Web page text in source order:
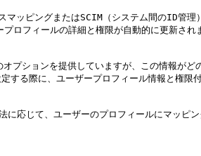
マッピングまたはSCIM（システム間のID管
ロフィールの詳細と権限が自動的に更新さ
プションを提供していますが、この情報が
る際に、ユーザープロフィール情報と権
じて、ユーザーのプロフィールにマッピン